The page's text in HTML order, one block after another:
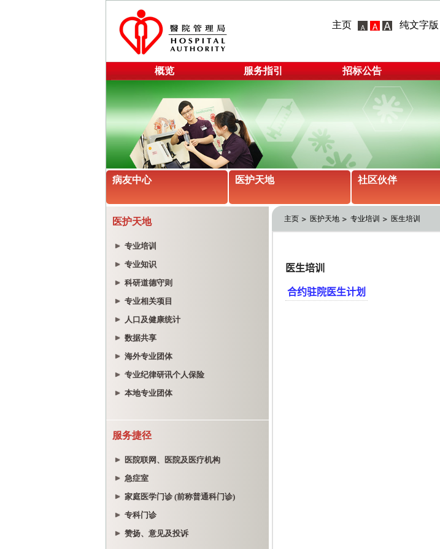
主页 纯文字版
概览 服务指引 招标公告
病友中心 医护天地 社区伙伴
医护天地
专业培训
专业知识
科研道德守则
专业相关项目
人口及健康统计
数据共享
海外专业团体
专业纪律研讯个人保险
本地专业团体
服务捷径
医院联网、医院及医疗机构
急症室
家庭医学门诊 (前称普通科门诊)
专科门诊
赞扬、意见及投诉
主页 医护天地 专业培训 医生培训